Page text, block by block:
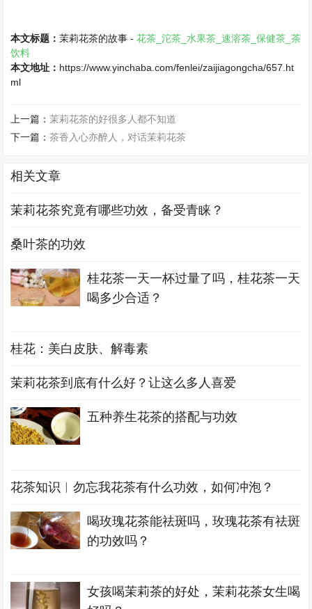
本文标题：茉莉花茶的故事 -花茶_沱茶_水果茶_速溶茶_保健茶_茶
饮料
本文地址： https://www.yinchaba.com/fenlei/zaijiagongcha/657.ht
ml
上一篇：茉莉花茶的好很多人都不知道
下一篇：茶香入心亦醉人，对话茉莉花茶
相关文章
茉莉花茶究竟有哪些功效，备受青睐？
桑叶茶的功效
桂花茶一天一杯过量了吗，桂花茶一天
喝多少合适？
桂花：美白皮肤、解毒素
茉莉花茶到底有什么好？让这么多人喜爱
五种养生花茶的搭配与功效
花茶知识︱勿忘我花茶有什么功效，如何冲泡？
喝玫瑰花茶能祛斑吗，玫瑰花茶有祛斑
的功效吗？
女孩喝茉莉茶的好处，茉莉花茶女生喝